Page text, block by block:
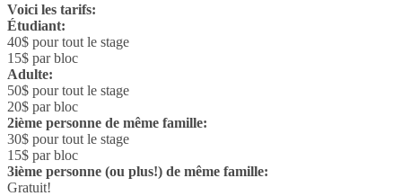
Voici les tarifs:
Étudiant:
40$ pour tout le stage
15$ par bloc
Adulte:
50$ pour tout le stage
20$ par bloc
2ième personne de même famille:
30$ pour tout le stage
15$ par bloc
3ième personne (ou plus!) de même famille:
Gratuit!